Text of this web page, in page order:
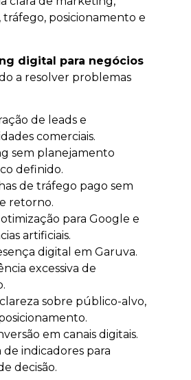
posicionamento e
digital para negócios
a resolver problemas
de leads e
comerciais.
sem planejamento
definido.
de tráfego pago sem
retorno.
para Google e
artificiais.
digital em Garuva.
excessiva de
sobre público-alvo,
em canais digitais.
de indicadores para
decisão.